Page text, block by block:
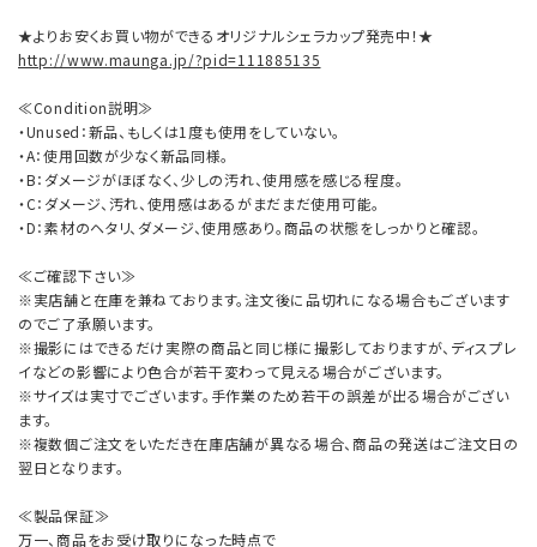
★よりお安くお買い物ができるオリジナルシェラカップ発売中！★
http://www.maunga.jp/?pid=111885135
≪Condition説明≫
・Unused：新品、もしくは1度も使用をしていない。
・A：使用回数が少なく新品同様。
・B：ダメージがほぼなく、少しの汚れ、使用感を感じる程度。
・C：ダメージ、汚れ、使用感はあるがまだまだ使用可能。
・D：素材のヘタリ、ダメージ、使用感あり。商品の状態をしっかりと確認。
≪ご確認下さい≫
※実店舗と在庫を兼ねております。注文後に品切れになる場合もございます
のでご了承願います。
※撮影にはできるだけ実際の商品と同じ様に撮影しておりますが、ディスプレ
イなどの影響により色合が若干変わって見える場合がございます。
※サイズは実寸でございます。手作業のため若干の誤差が出る場合がござい
ます。
※複数個ご注文をいただき在庫店舗が異なる場合、商品の発送はご注文日の
翌日となります。
≪製品保証≫
万一、商品をお受け取りになった時点で